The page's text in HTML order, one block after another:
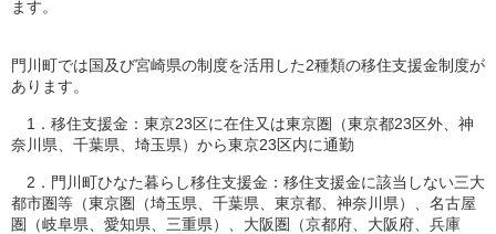
ます。
門川町では国及び宮崎県の制度を活用した2種類の移住支援金制度が
あります。
1．移住支援金：東京23区に在住又は東京圏（東京都23区外、神
奈川県、千葉県、埼玉県）から東京23区内に通勤
2．門川町ひなた暮らし移住支援金：移住支援金に該当しない三大
都市圏等（東京圏（埼玉県、千葉県、東京都、神奈川県）、名古屋
圏（岐阜県、愛知県、三重県）、大阪圏（京都府、大阪府、兵庫